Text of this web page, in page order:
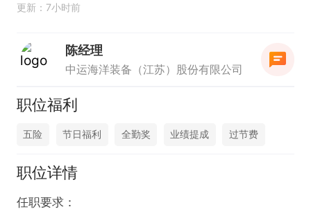
更新：7小时前
陈经理
中运海洋装备（江苏）股份有限公司
职位福利
五险 节日福利 全勤奖 业绩提成 过节费
职位详情
任职要求：